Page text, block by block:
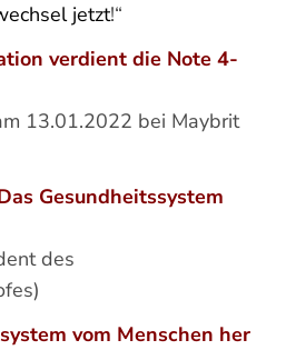
jetzt!“
verdient die Note 4-
13.01.2022 bei Maybrit
Gesundheitssystem
des
vom Menschen her